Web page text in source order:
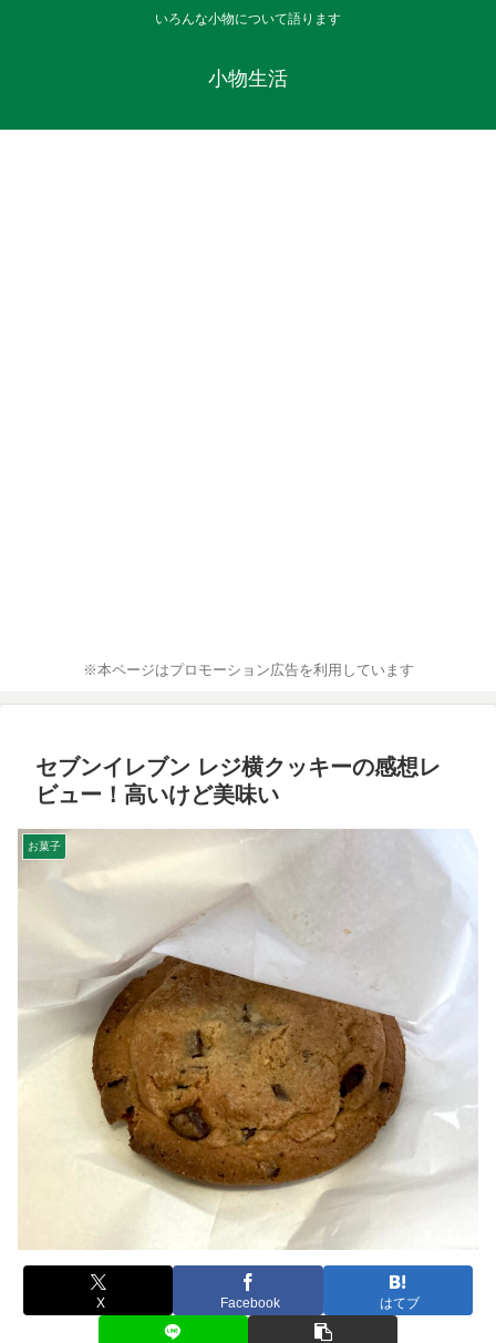
いろんな小物について語ります
小物生活
※本ページはプロモーション広告を利用しています
セブンイレブン レジ横クッキーの感想レ
ビュー！高いけど美味い
お菓子
X Facebook はてブ